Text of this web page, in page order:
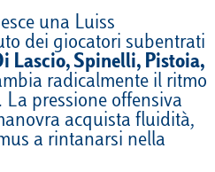
una Luiss
dei giocatori subentrati
Lascio, Spinelli, Pistoia,
radicalmente il ritmo
La pressione offensiva
acquista fluidità,
a rintanarsi nella